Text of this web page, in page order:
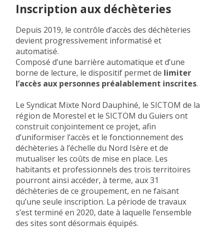
Inscription aux déchèteries
Depuis 2019, le contrôle d’accès des déchèteries
devient progressivement informatisé et
automatisé.
Composé d’une barrière automatique et d’une
borne de lecture, le dispositif permet de limiter
l’accès aux personnes préalablement inscrites.
Le Syndicat Mixte Nord Dauphiné, le SICTOM de la
région de Morestel et le SICTOM du Guiers ont
construit conjointement ce projet, afin
d’uniformiser l’accès et le fonctionnement des
déchèteries à l’échelle du Nord Isère et de
mutualiser les coûts de mise en place. Les
habitants et professionnels des trois territoires
pourront ainsi accéder, à terme, aux 31
déchèteries de ce groupement, en ne faisant
qu’une seule inscription. La période de travaux
s’est terminé en 2020, date à laquelle l’ensemble
des sites sont désormais équipés.